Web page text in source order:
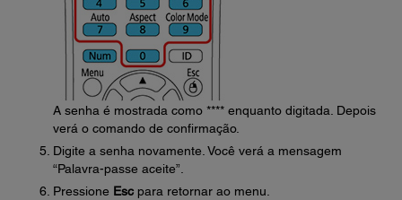
A senha é mostrada como **** enquanto digitada. Depois
verá o comando de confirmação.
Digite a senha novamente. Você verá a mensagem
“Palavra-passe aceite”.
Pressione Esc para retornar ao menu.